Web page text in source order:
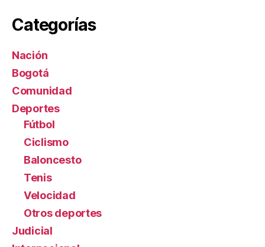
Categorías
Nación
Bogotá
Comunidad
Deportes
Fútbol
Ciclismo
Baloncesto
Tenis
Velocidad
Otros deportes
Judicial